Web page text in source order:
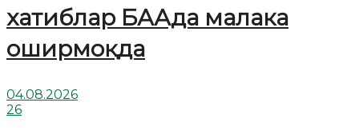
хатиблар БААда малака
оширмоқда
04.08.2026
26